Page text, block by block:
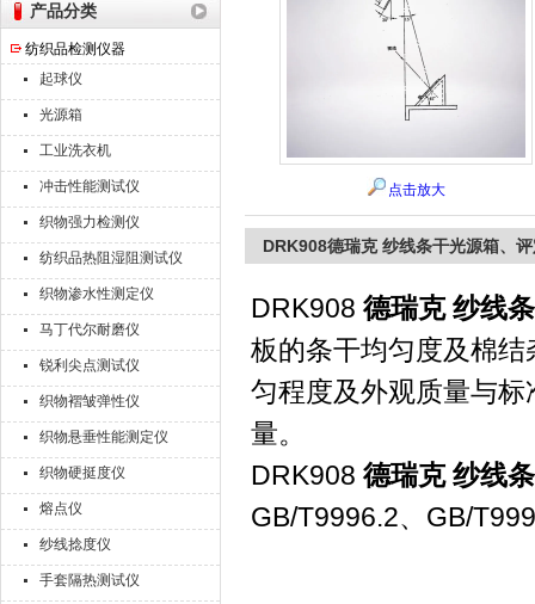
产品分类
纺织品检测仪器
起球仪
光源箱
工业洗衣机
冲击性能测试仪
织物强力检测仪
纺织品热阻湿阻测试仪
织物渗水性测定仪
马丁代尔耐磨仪
锐利尖点测试仪
织物褶皱弹性仪
织物悬垂性能测定仪
织物硬挺度仪
熔点仪
纱线捻度仪
手套隔热测试仪
点击放大
DRK908德瑞克 纱线条干光源箱、
DRK908 德瑞克 纱线
板的条干均匀度及棉
匀程度及外观质量与
量。
DRK908 德瑞克 纱线
GB/T9996.2、GB/